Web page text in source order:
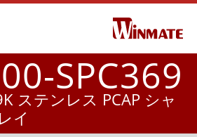
SPC369
ステンレス PCAP シャ
イ